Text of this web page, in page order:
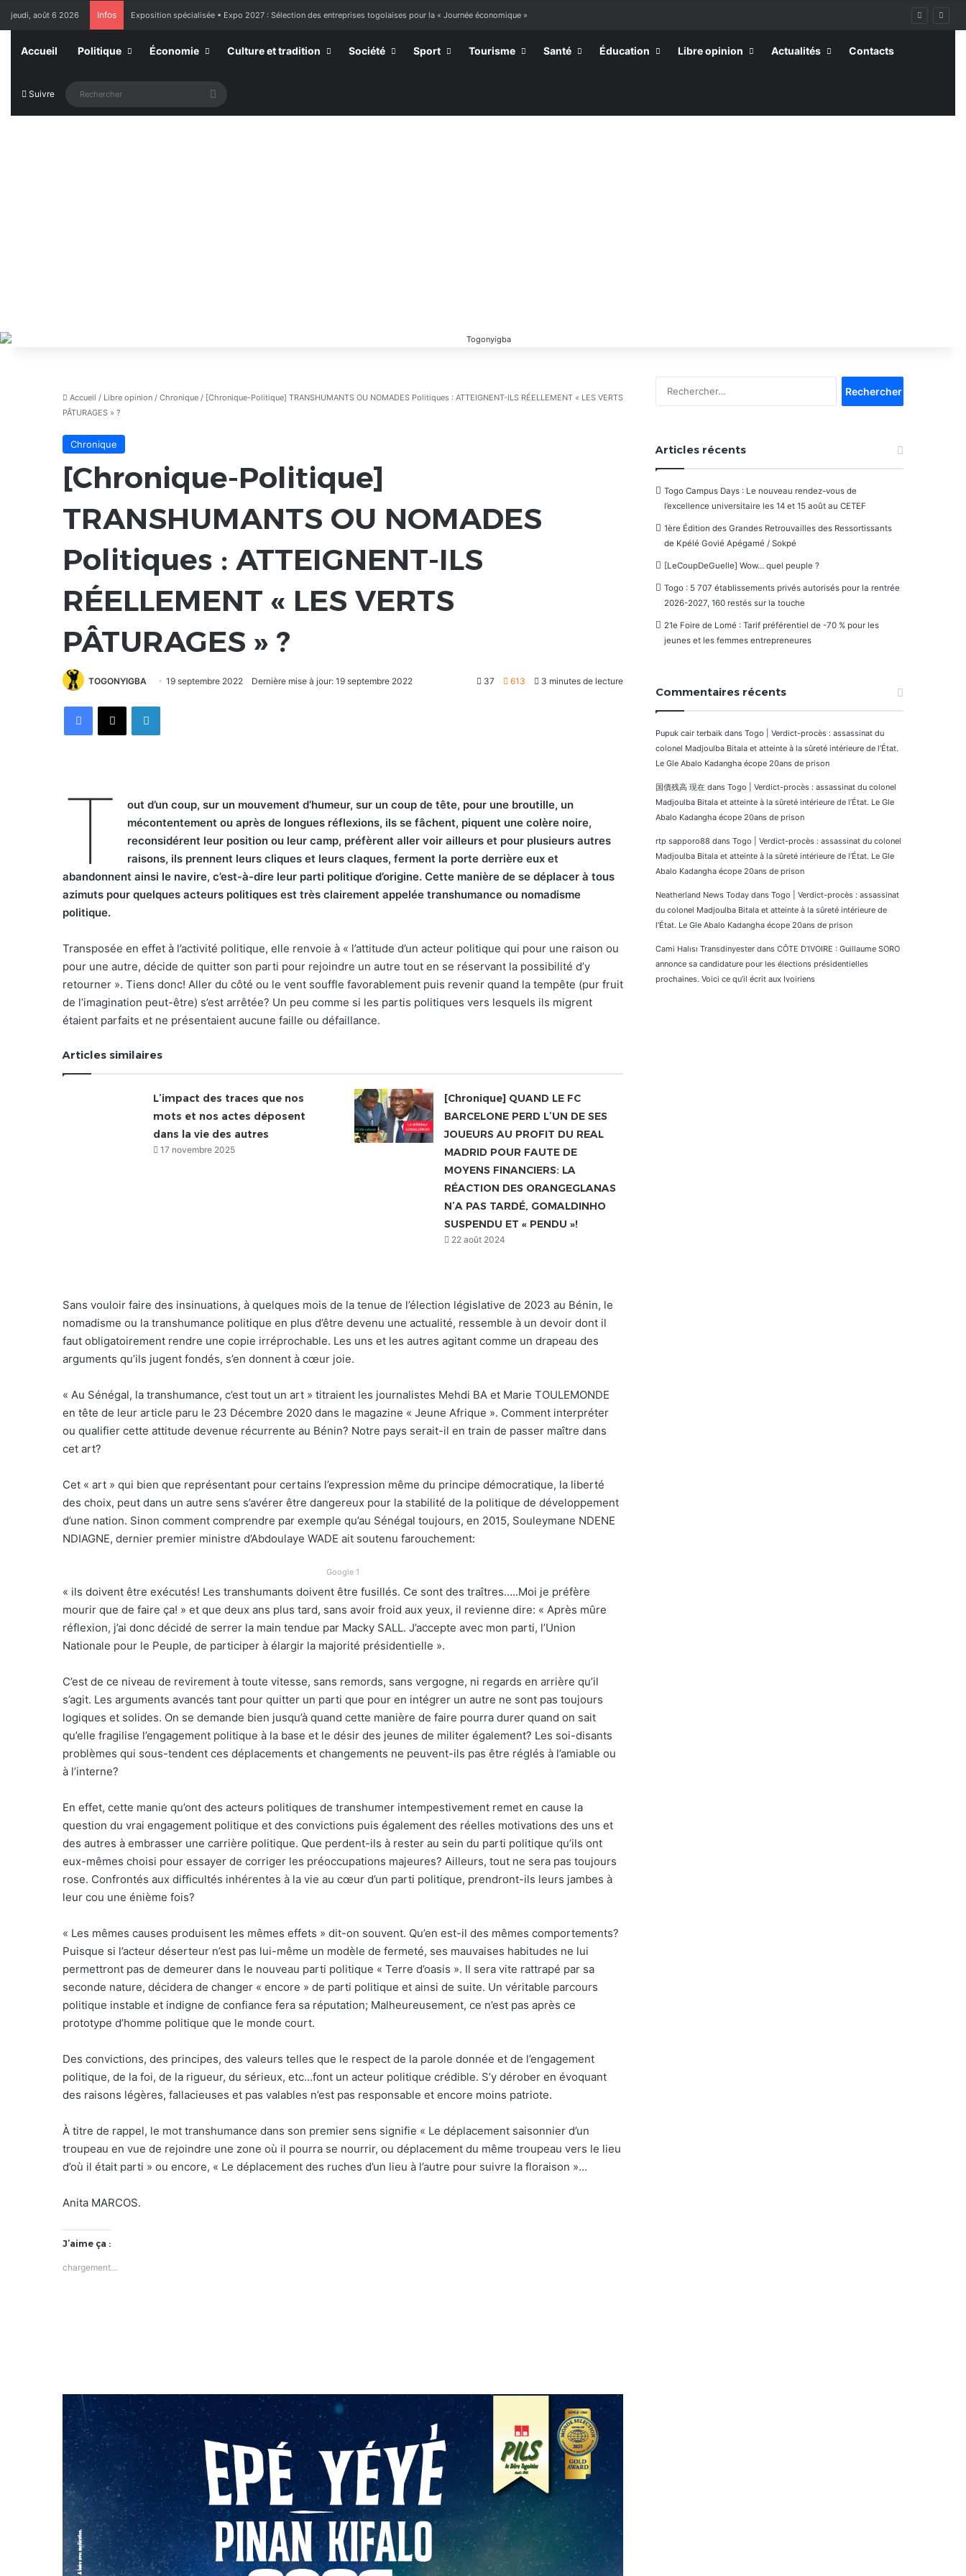
jeudi, août 6 2026 Infos Exposition spécialisée • Expo 2027 : Sélection des entreprises togolaises pour la « Journée économique »
Accueil Politique Économie Culture et tradition Société Sport Tourisme Santé Éducation Libre opinion Actualités Contacts
Suivre Rechercher
Accueil / Libre opinion / Chronique / [Chronique-Politique] TRANSHUMANTS OU NOMADES Politiques : ATTEIGNENT-ILS RÉELLEMENT « LES VERTS
PÂTURAGES » ?
Chronique
[Chronique-Politique]
TRANSHUMANTS OU NOMADES
Politiques : ATTEIGNENT-ILS
RÉELLEMENT « LES VERTS
PÂTURAGES » ?
TOGONYIGBA 19 septembre 2022 Dernière mise à jour: 19 septembre 2022 37 613 3 minutes de lecture
FacebookX Linkedin
T
out d’un coup, sur un mouvement d’humeur, sur un coup de tête, pour une broutille, un
mécontentement ou après de longues réflexions, ils se fâchent, piquent une colère noire,
reconsidérent leur position ou leur camp, préfèrent aller voir ailleurs et pour plusieurs autres
raisons, ils prennent leurs cliques et leurs claques, ferment la porte derrière eux et
abandonnent ainsi le navire, c’est-à-dire leur parti politique d’origine. Cette manière de se déplacer à tous
azimuts pour quelques acteurs politiques est très clairement appelée transhumance ou nomadisme
politique.
Transposée en effet à l’activité politique, elle renvoie à « l’attitude d’un acteur politique qui pour une raison ou
pour une autre, décide de quitter son parti pour rejoindre un autre tout en se réservant la possibilité d’y
retourner ». Tiens donc! Aller du côté ou le vent souffle favorablement puis revenir quand la tempête (pur fruit
de l’imagination peut-être) s’est arrêtée? Un peu comme si les partis politiques vers lesquels ils migrent
étaient parfaits et ne présentaient aucune faille ou défaillance.
Articles similaires
L’impact des traces que nos
mots et nos actes déposent
dans la vie des autres
17 novembre 2025
[Chronique] QUAND LE FC
BARCELONE PERD L’UN DE SES
JOUEURS AU PROFIT DU REAL
MADRID POUR FAUTE DE
MOYENS FINANCIERS: LA
RÉACTION DES ORANGEGLANAS
N’A PAS TARDÉ, GOMALDINHO
SUSPENDU ET « PENDU »!
22 août 2024
Sans vouloir faire des insinuations, à quelques mois de la tenue de l’élection législative de 2023 au Bénin, le
nomadisme ou la transhumance politique en plus d’être devenu une actualité, ressemble à un devoir dont il
faut obligatoirement rendre une copie irréprochable. Les uns et les autres agitant comme un drapeau des
arguments qu’ils jugent fondés, s’en donnent à cœur joie.
« Au Sénégal, la transhumance, c’est tout un art » titraient les journalistes Mehdi BA et Marie TOULEMONDE
en tête de leur article paru le 23 Décembre 2020 dans le magazine « Jeune Afrique ». Comment interpréter
ou qualifier cette attitude devenue récurrente au Bénin? Notre pays serait-il en train de passer maître dans
cet art?
Cet « art » qui bien que représentant pour certains l’expression même du principe démocratique, la liberté
des choix, peut dans un autre sens s’avérer être dangereux pour la stabilité de la politique de développement
d’une nation. Sinon comment comprendre par exemple qu’au Sénégal toujours, en 2015, Souleymane NDENE
NDIAGNE, dernier premier ministre d’Abdoulaye WADE ait soutenu farouchement:
Google 1
« ils doivent être exécutés! Les transhumants doivent être fusillés. Ce sont des traîtres…..Moi je préfère
mourir que de faire ça! » et que deux ans plus tard, sans avoir froid aux yeux, il revienne dire: « Après mûre
réflexion, j’ai donc décidé de serrer la main tendue par Macky SALL. J’accepte avec mon parti, l’Union
Nationale pour le Peuple, de participer à élargir la majorité présidentielle ».
C’est de ce niveau de revirement à toute vitesse, sans remords, sans vergogne, ni regards en arrière qu’il
s’agit. Les arguments avancés tant pour quitter un parti que pour en intégrer un autre ne sont pas toujours
logiques et solides. On se demande bien jusqu’à quand cette manière de faire pourra durer quand on sait
qu’elle fragilise l’engagement politique à la base et le désir des jeunes de militer également? Les soi-disants
problèmes qui sous-tendent ces déplacements et changements ne peuvent-ils pas être réglés à l’amiable ou
à l’interne?
En effet, cette manie qu’ont des acteurs politiques de transhumer intempestivement remet en cause la
question du vrai engagement politique et des convictions puis également des réelles motivations des uns et
des autres à embrasser une carrière politique. Que perdent-ils à rester au sein du parti politique qu’ils ont
eux-mêmes choisi pour essayer de corriger les préoccupations majeures? Ailleurs, tout ne sera pas toujours
rose. Confrontés aux difficultés inhérentes à la vie au cœur d’un parti politique, prendront-ils leurs jambes à
leur cou une énième fois?
« Les mêmes causes produisent les mêmes effets » dit-on souvent. Qu’en est-il des mêmes comportements?
Puisque si l’acteur déserteur n’est pas lui-même un modèle de fermeté, ses mauvaises habitudes ne lui
permettront pas de demeurer dans le nouveau parti politique « Terre d’oasis ». Il sera vite rattrapé par sa
seconde nature, décidera de changer « encore » de parti politique et ainsi de suite. Un véritable parcours
politique instable et indigne de confiance fera sa réputation; Malheureusement, ce n’est pas après ce
prototype d’homme politique que le monde court.
Des convictions, des principes, des valeurs telles que le respect de la parole donnée et de l’engagement
politique, de la foi, de la rigueur, du sérieux, etc…font un acteur politique crédible. S’y dérober en évoquant
des raisons légères, fallacieuses et pas valables n’est pas responsable et encore moins patriote.
À titre de rappel, le mot transhumance dans son premier sens signifie « Le déplacement saisonnier d’un
troupeau en vue de rejoindre une zone où il pourra se nourrir, ou déplacement du même troupeau vers le lieu
d’où il était parti » ou encore, « Le déplacement des ruches d’un lieu à l’autre pour suivre la floraison »…
Anita MARCOS.
J’aime ça :
chargement…
Articles récents
Togo Campus Days : Le nouveau rendez-vous de
l’excellence universitaire les 14 et 15 août au CETEF
1ère Édition des Grandes Retrouvailles des Ressortissants
de Kpélé Govié Apégamé / Sokpé
[LeCoupDeGuelle] Wow… quel peuple ?
Togo : 5 707 établissements privés autorisés pour la rentrée
2026-2027, 160 restés sur la touche
21e Foire de Lomé : Tarif préférentiel de -70 % pour les
jeunes et les femmes entrepreneures
Commentaires récents
Pupuk cair terbaik dans Togo | Verdict-procès : assassinat du
colonel Madjoulba Bitala et atteinte à la sûreté intérieure de l’État.
Le Gle Abalo Kadangha écope 20ans de prison
国債残高 現在 dans Togo | Verdict-procès : assassinat du colonel
Madjoulba Bitala et atteinte à la sûreté intérieure de l’État. Le Gle
Abalo Kadangha écope 20ans de prison
rtp sapporo88 dans Togo | Verdict-procès : assassinat du colonel
Madjoulba Bitala et atteinte à la sûreté intérieure de l’État. Le Gle
Abalo Kadangha écope 20ans de prison
Neatherland News Today dans Togo | Verdict-procès : assassinat
du colonel Madjoulba Bitala et atteinte à la sûreté intérieure de
l’État. Le Gle Abalo Kadangha écope 20ans de prison
Cami Halısı Transdinyester dans CÔTE D’IVOIRE : Guillaume SORO
annonce sa candidature pour les élections présidentielles
prochaines. Voici ce qu’il écrit aux Ivoiriens